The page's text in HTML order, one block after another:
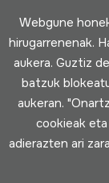
Erabilpen
Webgune
hirugarrenenak.
aukera. Guztiz
batzuk
aukeran.
cookieak
adierazten ari